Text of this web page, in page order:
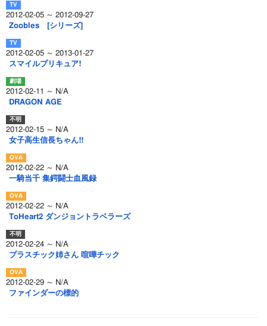
2012-02-05 ～ 2012-09-27
Zoobles [シリーズ]
2012-02-05 ～ 2013-01-27
スマイルプリキュア!
2012-02-11 ～ N/A
DRAGON AGE
2012-02-15 ～ N/A
女子高生信長ちゃん!!
2012-02-22 ～ N/A
一騎当千 集鍔闘士血風録
2012-02-22 ～ N/A
ToHeart2 ダンジョントラベラーズ
2012-02-24 ～ N/A
プラスチック姉さん 喧嘩チック
2012-02-29 ～ N/A
ファインダーの標的